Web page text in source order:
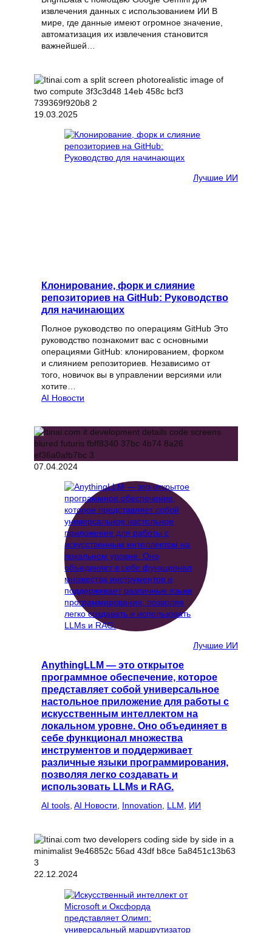
извлечения данных с использованием ИИ В
мире, где данные имеют огромное значение,
автоматизация их извлечения становится
важнейшей…
19.03.2025
Лучшие ИИ
Клонирование, форк и слияние
репозиториев на GitHub: Руководство
для начинающих
Полное руководство по операциям GitHub Это
руководство познакомит вас с основными
операциями GitHub: клонированием, форком
и слиянием репозиториев. Независимо от
того, новичок вы в управлении версиями или
хотите…
AI Новости
07.04.2024
Лучшие ИИ
AnythingLLM — это открытое
программное обеспечение, которое
представляет собой универсальное
настольное приложение для работы с
искусственным интеллектом на
локальном уровне. Оно объединяет в
себе функционал множества
инструментов и поддерживает
различные языки программирования,
позволяя легко создавать и
использовать LLMs и RAG.
AI tools, AI Новости, Innovation, LLM, ИИ
22.12.2024